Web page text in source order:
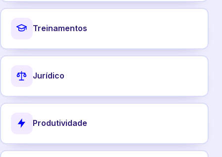
Treinamentos
Jurídico
Produtividade